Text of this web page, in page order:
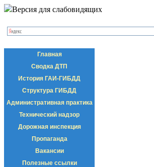
Версия для слабовидящих
Главная
Сводка ДТП
История ГАИ-ГИБДД
Структура ГИБДД
Административная практика
Технический надзор
Дорожная инспекция
Пропаганда
Вакансии
Полезные ссылки